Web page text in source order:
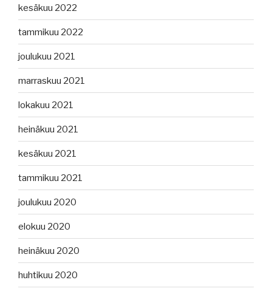
kesäkuu 2022
tammikuu 2022
joulukuu 2021
marraskuu 2021
lokakuu 2021
heinäkuu 2021
kesäkuu 2021
tammikuu 2021
joulukuu 2020
elokuu 2020
heinäkuu 2020
huhtikuu 2020